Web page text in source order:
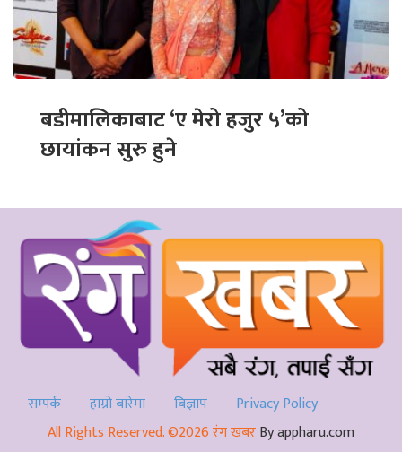
बडीमालिकाबाट ‘ए मेरो हजुर ५’को
छायांकन सुरु हुने
सम्पर्क हाम्रो बारेमा बिज्ञाप
Privacy Policy
All Rights Reserved. ©2026 रंग खबरBy appharu.com